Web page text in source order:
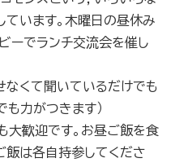
います。木曜日の昼休み
ーでランチ交流会を催し
なくて聞いているだけでも
力がつきます）
大歓迎です。お昼ご飯を食
飯は各自持参してくださ